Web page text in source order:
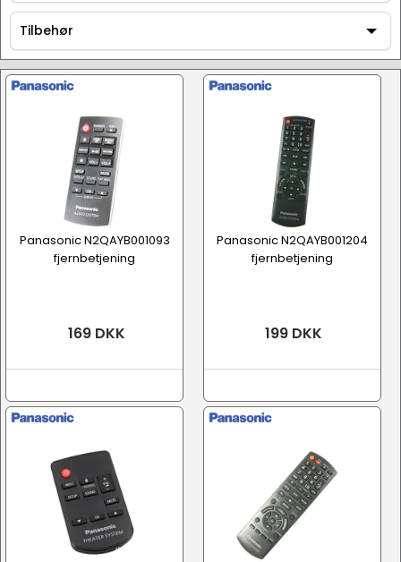
AV / Hi-Fi udstyr
Tilbehør
Tilbehør
Panasonic N2QAYB001093
fjernbetjening
169 DKK
Panasonic N2QAYB001204
fjernbetjening
199 DKK